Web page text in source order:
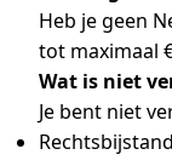
Heb je geen
tot maximaal
Wat is niet
Je bent niet